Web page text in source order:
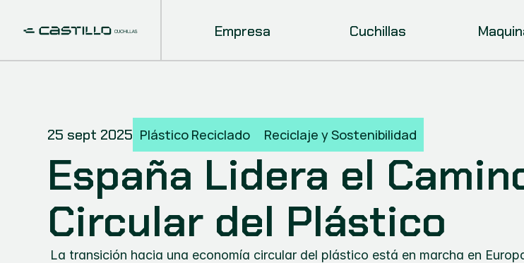
Empresa Cuchillas
25 sept 2025 Plástico Reciclado Reciclaje y Sostenibilidad
España Lidera el
Circular del Plástico
La transición hacia una economía circular del plástico está en marcha en